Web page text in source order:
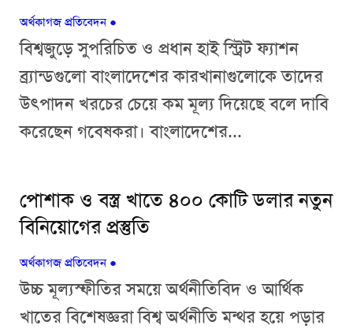
অর্থকাগজ প্রতিবেদন ●
বিশ্বজুড়ে সুপরিচিত ও প্রধান হাই স্ট্রিট ফ্যাশন
ব্র্যান্ডগুলো বাংলাদেশের কারখানাগুলোকে তাদের
উৎপাদন খরচের চেয়ে কম মূল্য দিয়েছে বলে দাবি
করেছেন গবেষকরা। বাংলাদেশের...
পোশাক ও বস্ত্র খাতে ৪০০ কোটি ডলার নতুন
বিনিয়োগের প্রস্তুতি
অর্থকাগজ প্রতিবেদন ●
উচ্চ মূল্যস্ফীতির সময়ে অর্থনীতিবিদ ও আর্থিক
খাতের বিশেষজ্ঞরা বিশ্ব অর্থনীতি মন্থর হয়ে পড়ার